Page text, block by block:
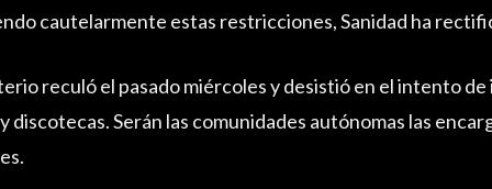
cautelarmente estas restricciones, Sanidad ha
reculó el pasado miércoles y desistió en el intento
discotecas. Serán las comunidades autónomas las